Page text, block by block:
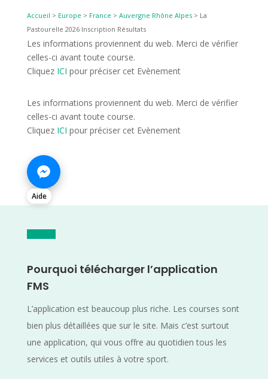
Accueil > Europe > France > Auvergne Rhône Alpes> La
Pastourelle 2026 Inscription Résultats
Les informations proviennent du web. Merci de vérifier
celles-ci avant toute course.
Cliquez ICI pour préciser cet Evènement
Les informations proviennent du web. Merci de vérifier
celles-ci avant toute course.
Cliquez ICI pour préciser cet Evènement
Aide
Pourquoi télécharger l’application
FMS
L’application est beaucoup plus riche. Les courses sont
bien plus détaillées que sur le site. Mais c’est surtout
une application, qui vous offre au quotidien tous les
services et outils utiles à votre sport.